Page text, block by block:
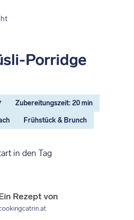
Porridge
Zubereitungszeit: 20 min
Frühstück & Brunch
in den Tag
Rezept von